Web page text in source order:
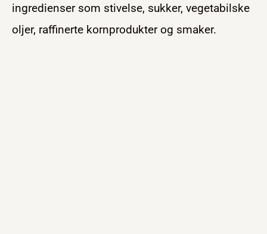
ingredienser som stivelse, sukker, vegetabilske
oljer, raffinerte kornprodukter og smaker.